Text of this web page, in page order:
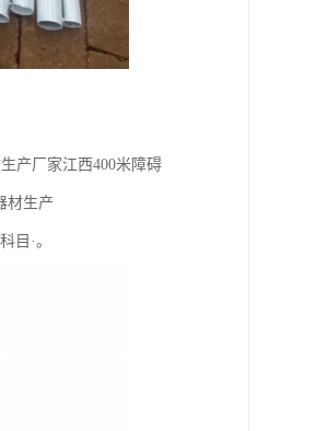
产厂家江西400米障碍
材生产
目·。